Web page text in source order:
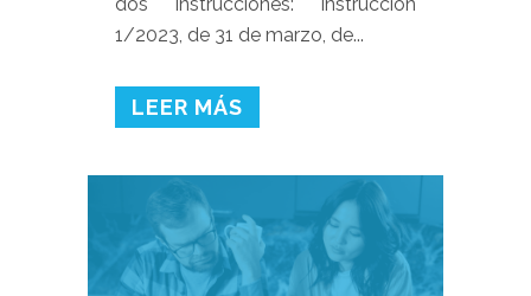
1/2023, de 31 de marzo, de...
LEER MÁS